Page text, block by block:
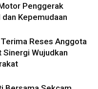
Penggerak
Kepemudaan
Reses Anggota
Sinergi Wujudkan